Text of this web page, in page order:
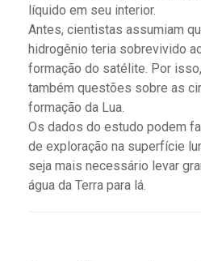
líquido em seu interior.
Antes, cientistas assumiam
hidrogênio teria sobrevivido
formação do satélite. Por
também questões sobre as
formação da Lua.
Os dados do estudo podem
de exploração na superfície
seja mais necessário levar
água da Terra para lá.